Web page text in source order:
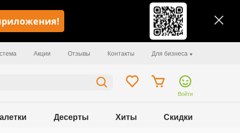
Акции Отзывы Контакты Для бизнеса
Войти
Десерты Хиты Скидки